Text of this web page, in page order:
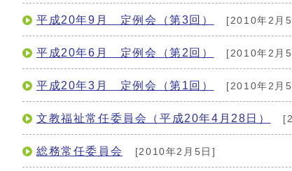
平成20年9月 定例会（第3回） [2010年2月
平成20年6月 定例会（第2回） [2010年2月
平成20年3月 定例会（第1回） [2010年2月
文教福祉常任委員会（平成20年4月28日）
総務常任委員会 [2010年2月5日]